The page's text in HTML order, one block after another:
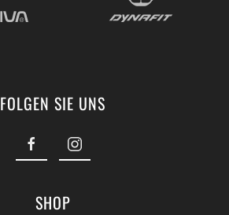
FOLGEN SIE UNS
SHOP